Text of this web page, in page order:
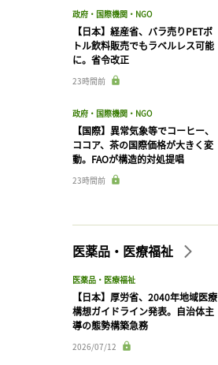
政府・国際機関・NGO
【日本】経産省、バラ売りPETボ
トル飲料販売でもラベルレス可能
に。省令改正
23時間前
政府・国際機関・NGO
【国際】異常気象等でコーヒー、
ココア、茶の国際価格が大きく変
動。FAOが構造的対処提唱
23時間前
医薬品・医療福祉
医薬品・医療福祉
【日本】厚労省、2040年地域医療
構想ガイドライン発表。自治体主
導の態勢構築急務
2026/07/12